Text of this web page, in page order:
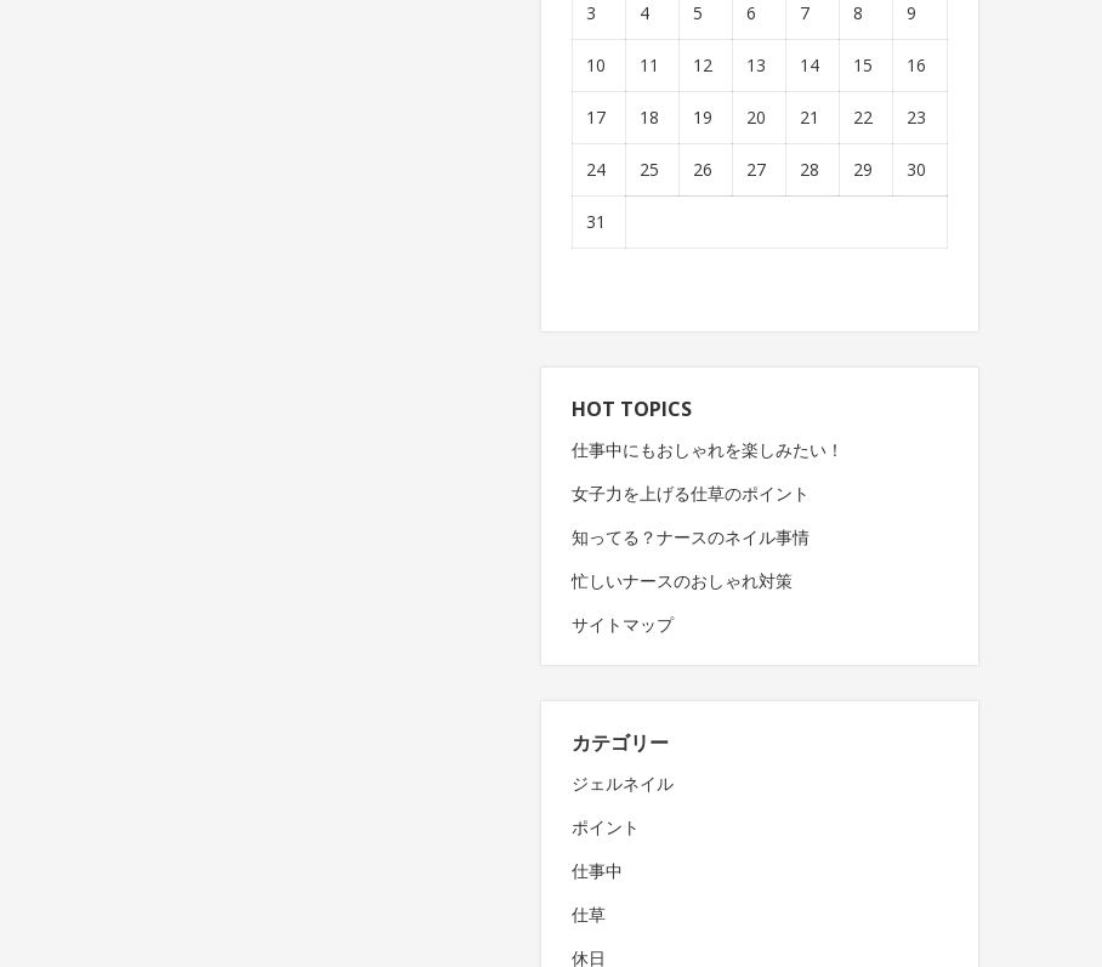
3 4 5 6 7 8 9
10 11 12 13 14 15 16
17 18 19 20 21 22 23
24 25 26 27 28 29 30
31
HOT TOPICS
仕事中にもおしゃれを楽しみたい！
女子力を上げる仕草のポイント
知ってる？ナースのネイル事情
忙しいナースのおしゃれ対策
サイトマップ
カテゴリー
ジェルネイル
ポイント
仕事中
仕草
休日